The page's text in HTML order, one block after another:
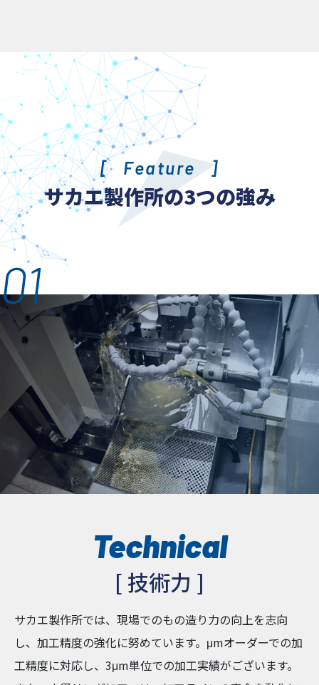
Feature
サカエ製作所の3つの強み
Technical
[ 技術力 ]
サカエ製作所では、現場でのもの造り力の向上を志向
し、加工精度の強化に努めています。μmオーダーでの加
工精度に対応し、3μm単位での加工実績がございます。
01